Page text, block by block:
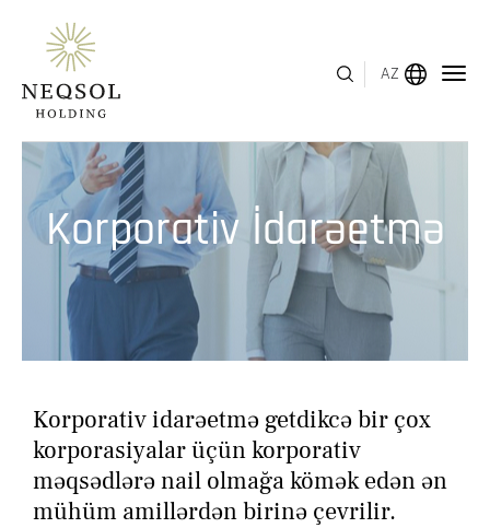
AZ
Korporativ İdarəetmə
Korporativ idarəetmə getdikcə bir çox
korporasiyalar üçün korporativ
məqsədlərə nail olmağa kömək edən ən
mühüm amillərdən birinə çevrilir.
MENYU
HAQQIMIZDA
BIZNES SEQMENTLƏRI
İNSAN KAPITALI
İNVESTOR ƏLAQƏLƏRI
XƏBƏRLƏR